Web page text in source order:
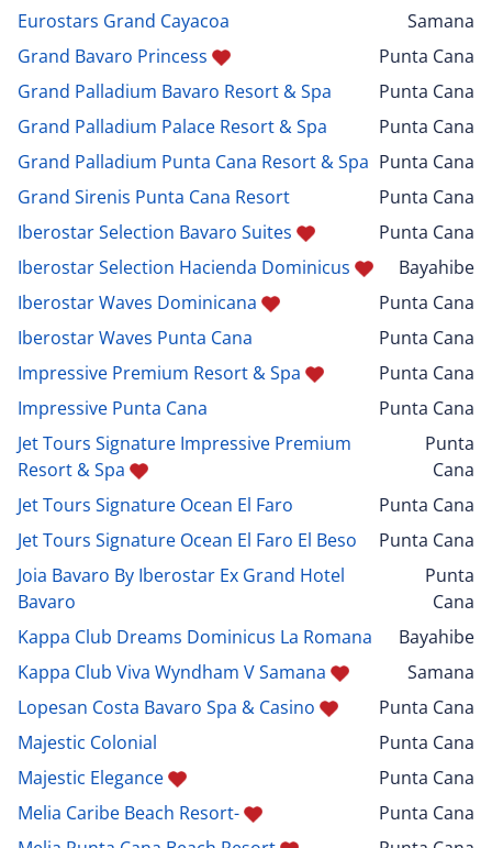
Eurostars Grand Cayacoa
Samana
Grand Bavaro Princess
Punta Cana
Grand Palladium Bavaro Resort & Spa
Punta Cana
Grand Palladium Palace Resort & Spa
Punta Cana
Grand Palladium Punta Cana Resort & Spa Punta Cana
Grand Sirenis Punta Cana Resort
Punta Cana
Iberostar Selection Bavaro Suites
Punta Cana
Iberostar Selection Hacienda Dominicus
Bayahibe
Iberostar Waves Dominicana
Punta Cana
Iberostar Waves Punta Cana
Punta Cana
Impressive Premium Resort & Spa
Punta Cana
Impressive Punta Cana
Punta Cana
Jet Tours Signature Impressive Premium
Resort & Spa
Punta
Cana
Jet Tours Signature Ocean El Faro
Punta Cana
Jet Tours Signature Ocean El Faro El Beso
Punta Cana
Joia Bavaro By Iberostar Ex Grand Hotel
Bavaro
Punta
Cana
Kappa Club Dreams Dominicus La Romana
Bayahibe
Kappa Club Viva Wyndham V Samana
Samana
Lopesan Costa Bavaro Spa & Casino
Punta Cana
Majestic Colonial
Punta Cana
Majestic Elegance
Punta Cana
Melia Caribe Beach Resort-
Punta Cana